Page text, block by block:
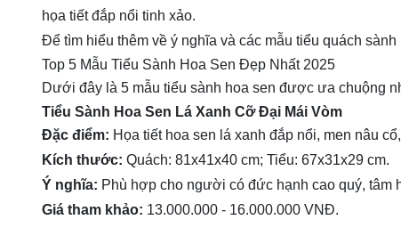
họa tiết đắp nổi tinh xảo.
Để tìm hiểu thêm về ý nghĩa và các mẫu tiểu quách
Top 5 Mẫu Tiểu Sành Hoa Sen Đẹp Nhất 2025
Dưới đây là 5 mẫu tiểu sành hoa sen được ưa chuộng
Tiểu Sành Hoa Sen Lá Xanh Cỡ Đại Mái Vòm
Đặc điểm: Họa tiết hoa sen lá xanh đắp nổi, men nâu
Kích thước: Quách: 81x41x40 cm; Tiểu: 67x31x29 cm.
Ý nghĩa: Phù hợp cho người có đức hạnh cao quý, tâm
Giá tham khảo: 13.000.000 - 16.000.000 VNĐ.